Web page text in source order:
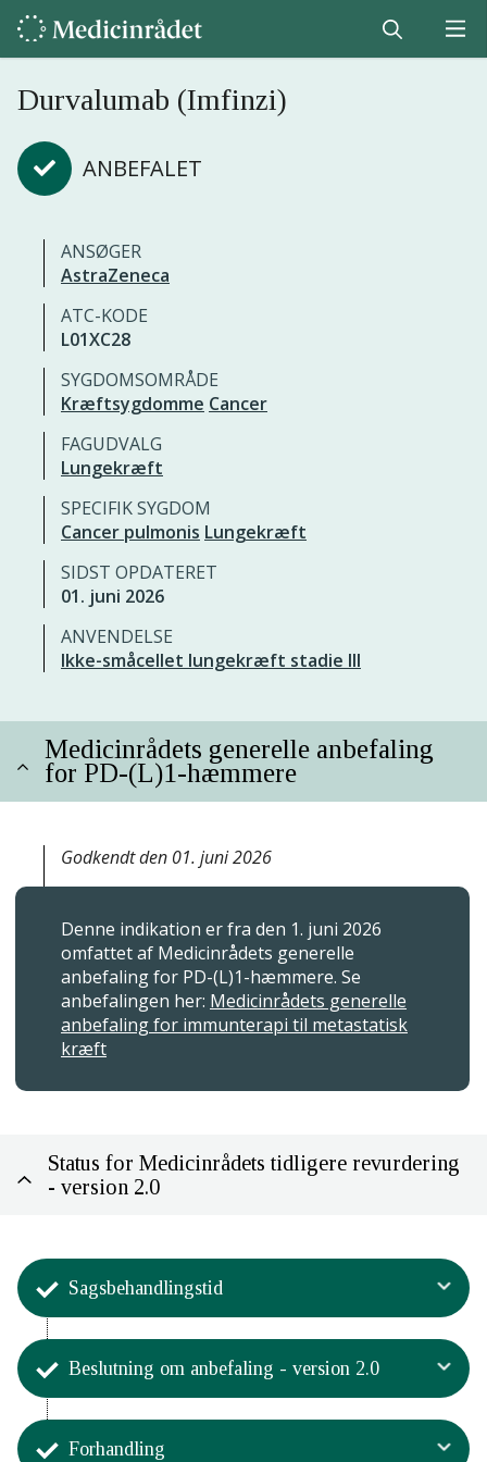
Durvalumab (Imfinzi)
ANBEFALET
ANSØGER
AstraZeneca
ATC-KODE
L01XC28
SYGDOMSOMRÅDE
Kræftsygdomme Cancer
FAGUDVALG
Lungekræft
SPECIFIK SYGDOM
Cancer pulmonis Lungekræft
SIDST OPDATERET
01. juni 2026
ANVENDELSE
Ikke-småcellet lungekræft stadie III
Medicinrådets generelle anbefaling
for PD-(L)1-hæmmere
Godkendt den 01. juni 2026
Denne indikation er fra den 1. juni 2026
omfattet af Medicinrådets generelle
anbefaling for PD-(L)1-hæmmere. Se
anbefalingen her: Medicinrådets generelle
anbefaling for immunterapi til metastatisk
kræft
Status for Medicinrådets tidligere revurdering
- version 2.0
Sagsbehandlingstid
Aktivitet
Sagsbehandlingstiden og processen
for Medicinrådets vurdering
Processen var en 14-ugers proces.
Beslutning om anbefaling - version 2.0
Aktivitet
Medicinrådet har truffet beslutning
Forhandling